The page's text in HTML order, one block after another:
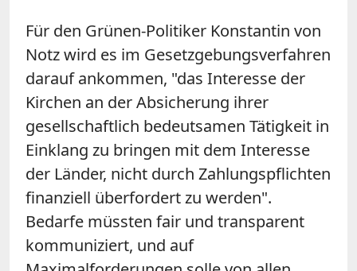
Für den Grünen-Politiker Konstantin von
Notz wird es im Gesetzgebungsverfahren
darauf ankommen, "das Interesse der
Kirchen an der Absicherung ihrer
gesellschaftlich bedeutsamen Tätigkeit in
Einklang zu bringen mit dem Interesse
der Länder, nicht durch Zahlungspflichten
finanziell überfordert zu werden".
Bedarfe müssten fair und transparent
kommuniziert, und auf